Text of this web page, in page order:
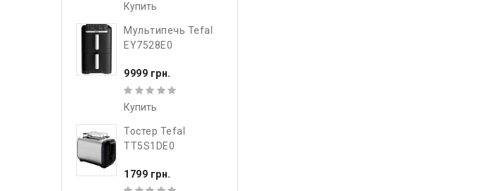
Купить
Мультипечь Tefal
EY7528E0
9999 грн.
Купить
Тостер Tefal
TT5S1DE0
1799 грн.